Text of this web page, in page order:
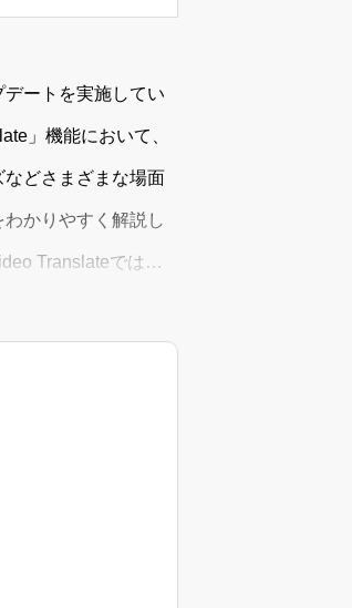
ートを実施してい
」機能において、
どさまざまな場面
かりやすく解説し
Translateでは、